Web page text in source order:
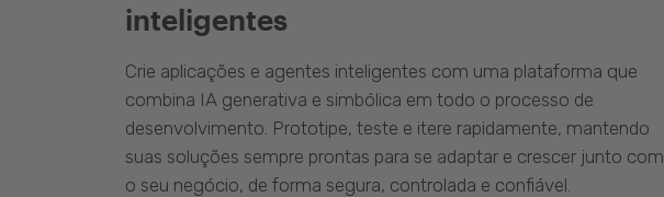
inteligentes
Crie aplicações e agentes inteligentes com uma plataforma que
combina IA generativa e simbólica em todo o processo de
desenvolvimento. Prototipe, teste e itere rapidamente, mantendo
suas soluções sempre prontas para se adaptar e crescer junto com
o seu negócio, de forma segura, controlada e confiável.